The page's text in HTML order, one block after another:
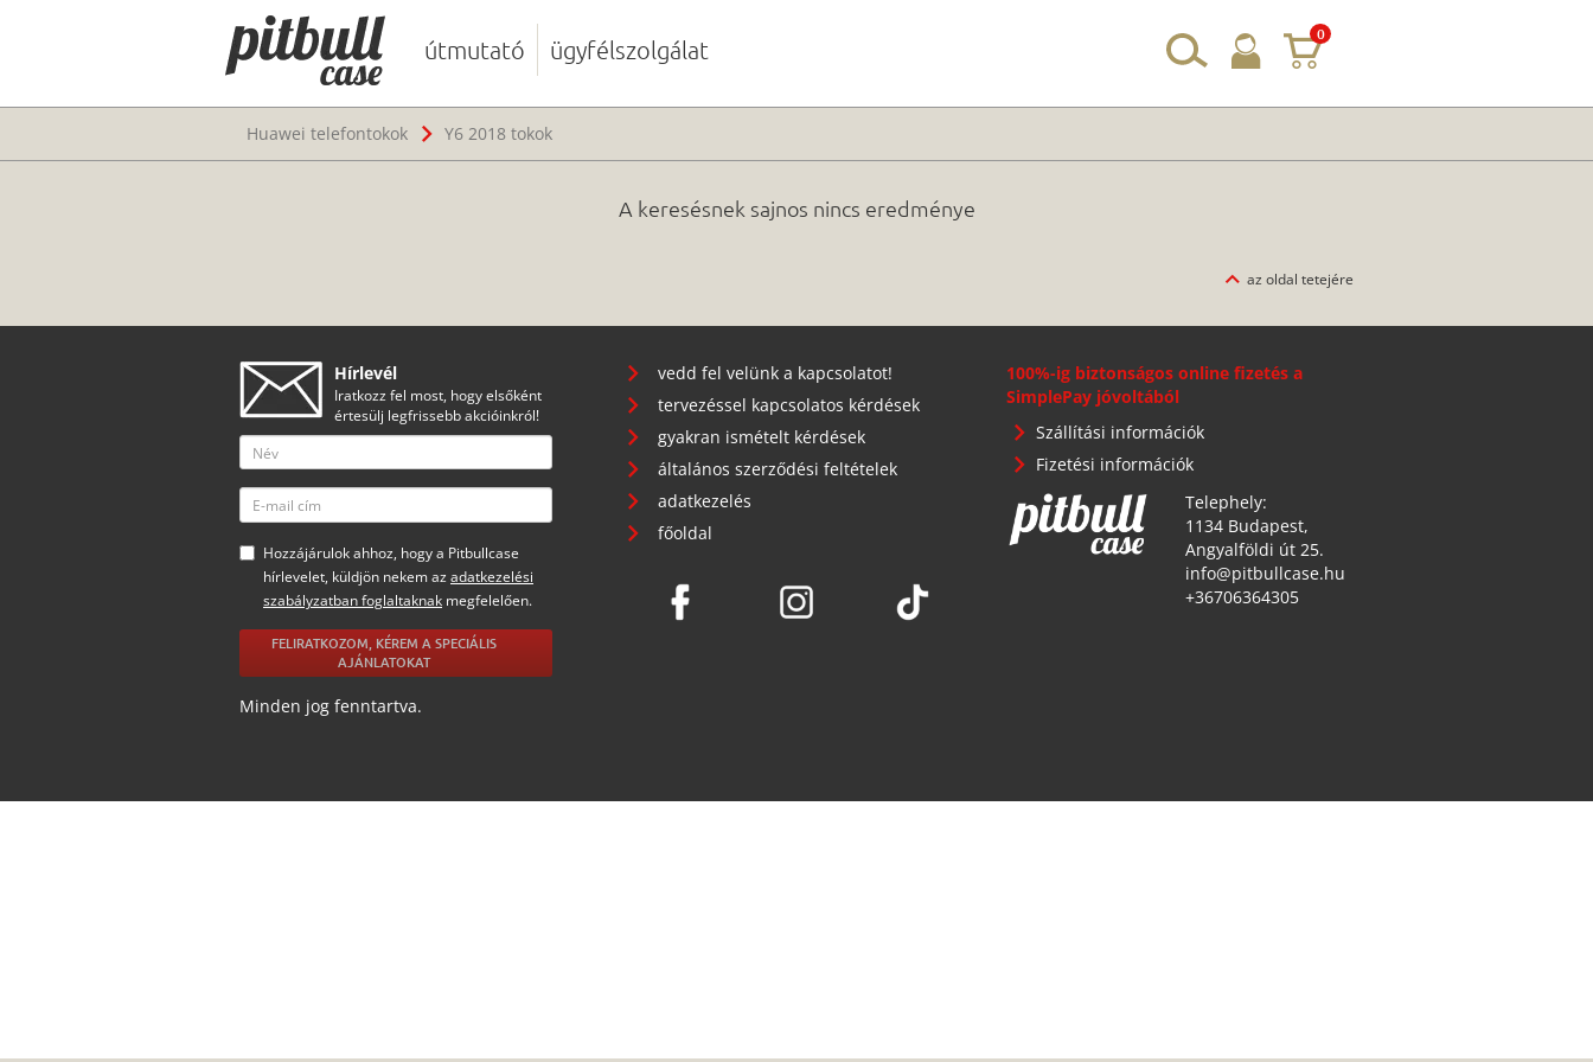
0
útmutató ügyfélszolgálat
Huawei telefontokok Y6 2018 tokok
A keresésnek sajnos nincs eredménye
az oldal tetejére
Hírlevél
Iratkozz fel most, hogy elsőként
értesülj legfrissebb akcióinkról!
Hozzájárulok ahhoz, hogy a Pitbullcase
hírlevelet, küldjön nekem azadatkezelési
szabályzatban foglaltaknak megfelelően.
FELIRATKOZOM, KÉREM A SPECIÁLIS
AJÁNLATOKAT
Minden jog fenntartva.
vedd fel velünk a kapcsolatot!
tervezéssel kapcsolatos kérdések
gyakran ismételt kérdések
általános szerződési feltételek
adatkezelés
főoldal
100%-ig biztonságos online fizetés a
SimplePay jóvoltából
Szállítási információk
Fizetési információk
Telephely:
1134 Budapest,
Angyalföldi út 25.
info@pitbullcase.hu
+36706364305